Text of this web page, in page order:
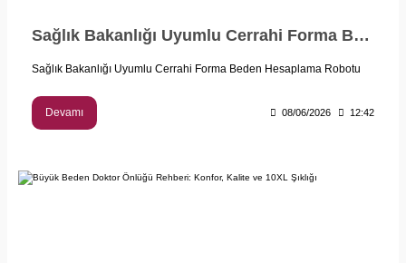
Sağlık Bakanlığı Uyumlu Cerrahi Forma Beden Hesaplama Robotu Kadın Bedeni
Sağlık Bakanlığı Uyumlu Cerrahi Forma Beden Hesaplama Robotu
Devamı 08/06/2026 12:42